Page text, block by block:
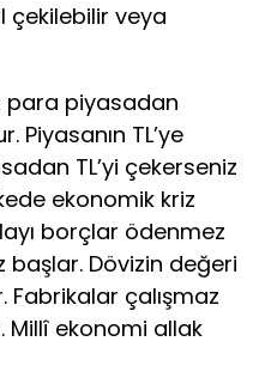
veya
piyasadan
Piyasanın TL’ye
TL’yi çekerseniz
ekonomik kriz
borçlar ödenmez
başlar. Dövizin değeri
Fabrikalar çalışmaz
Millî ekonomi allak